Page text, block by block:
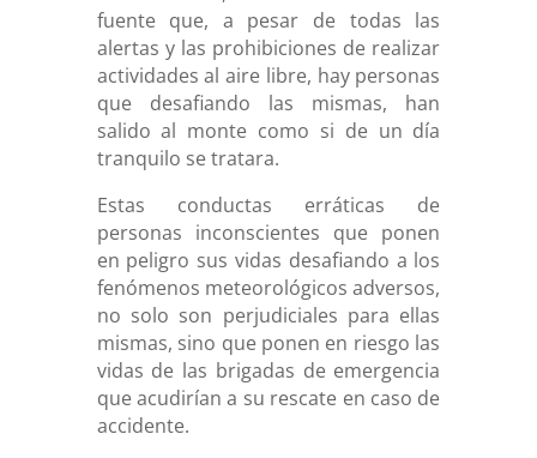
fuente que, a pesar de todas las
alertas y las prohibiciones de realizar
actividades al aire libre, hay personas
que desafiando las mismas, han
salido al monte como si de un día
tranquilo se tratara.
Estas conductas erráticas de
personas inconscientes que ponen
en peligro sus vidas desafiando a los
fenómenos meteorológicos adversos,
no solo son perjudiciales para ellas
mismas, sino que ponen en riesgo las
vidas de las brigadas de emergencia
que acudirían a su rescate en caso de
accidente.